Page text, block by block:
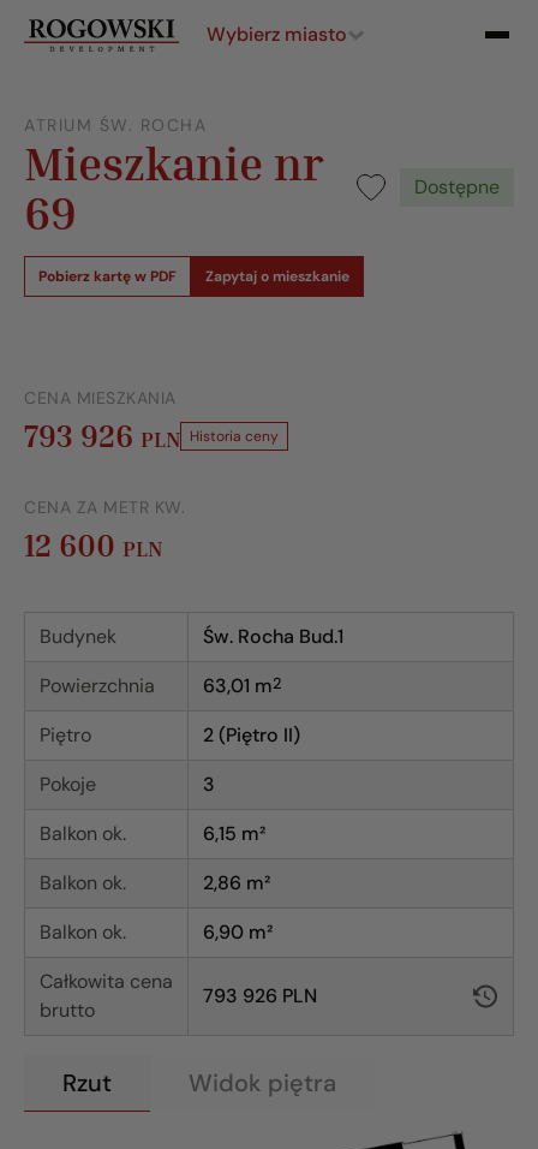
Wybierz miasto
ATRIUM ŚW. ROCHA
Mieszkanie nr
69
Dostępne
Pobierz kartę w PDF Zapytaj o mieszkanie
CENA MIESZKANIA
793 926 PLN Historia ceny
CENA ZA METR KW.
12 600 PLN
Budynek
Św. Rocha Bud.1
Powierzchnia
63,01 m2
Piętro
2 (Piętro II)
Pokoje
3
Balkon ok.
6,15 m²
Balkon ok.
2,86 m²
Balkon ok.
6,90 m²
Całkowita cena
brutto
793 926 PLN
Rzut Widok piętra